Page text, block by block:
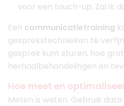
voor een touch-up. Zal ik
Een communicatietraining
gesprekstechnieken te
gesprek kunt sturen, hoe
herhaalbehandelingen en
Hoe meet en
Meten is weten. Gebruik